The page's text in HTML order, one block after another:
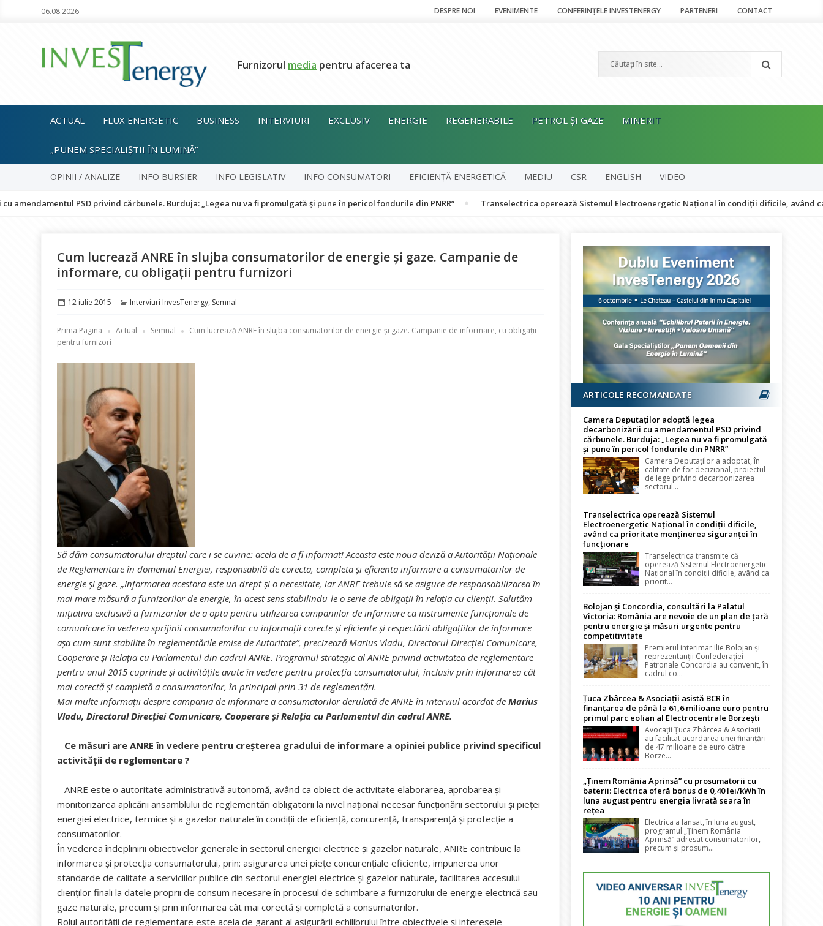
06.08.2026 DESPRE NOI EVENIMENTE CONFERINȚELE INVESTENERGY PARTENERI CONTACT
Furnizorul media pentru afacerea ta
ACTUAL FLUX ENERGETIC BUSINESS INTERVIURI EXCLUSIV ENERGIE REGENERABILE PETROL ȘI GAZE MINERIT
„PUNEM SPECIALIȘTII ÎN LUMINĂ”
OPINII / ANALIZE INFO BURSIER INFO LEGISLATIV INFO CONSUMATORI EFICIENȚĂ ENERGETICĂ MEDIU CSR ENGLISH VIDEO
PSD privind cărbunele. Burduja: „Legea nu va fi promulgată și pune în pericol fondurile din PNRR” Transelectrica operează Sistemul Electroenergetic Național în condiții dificile, având ca
Cum lucrează ANRE în slujba consumatorilor de energie şi gaze. Campanie de
informare, cu obligaţii pentru furnizori
Publicat
12 iulie 2015 Categorii
Interviuri InvesTenergy, Semnal
Prima Pagina Actual Semnal
Cum lucrează ANRE în slujba consumatorilor de energie şi gaze. Campanie de informare, cu obligaţii
pentru furnizori
Să dăm consumatorului dreptul care i se cuvine: acela de a fi informat! Aceasta este noua deviză a Autorităţii Naţionale
de Reglementare în domeniul Energiei, responsabilă de corecta, completa şi eficienta informare a consumatorilor de
energie şi gaze. „Informarea acestora este un drept şi o necesitate, iar ANRE trebuie să se asigure de responsabilizarea în
mai mare măsură a furnizorilor de energie, în acest sens stabilindu-le o serie de obligaţii în relaţia cu clienţii. Salutăm
inițiativa exclusivă a furnizorilor de a opta pentru utilizarea campaniilor de informare ca instrumente funcţionale de
comunicare în vederea sprijinii consumatorilor cu informații corecte și eficiente și respectării obligațiilor de informare
așa cum sunt stabilite în reglementările emise de Autoritate”, precizează Marius Vladu, Directorul Direcției Comunicare,
Cooperare şi Relaţia cu Parlamentul din cadrul ANRE. Programul strategic al ANRE privind activitatea de reglementare
pentru anul 2015 cuprinde şi activitățile avute în vedere pentru protecția consumatorului, inclusiv prin informarea cât
mai corectă și completă a consumatorilor, în principal prin 31 de reglementări.
Mai multe informaţii despre campania de informare a consumatorilor derulată de ANRE în interviul acordat deMarius
Vladu, Directorul Direcției Comunicare, Cooperare şi Relaţia cu Parlamentul din cadrul ANRE.
– Ce măsuri are ANRE în vedere pentru creşterea gradului de informare a opiniei publice privind specificul
activităţii de reglementare ?
– ANRE este o autoritate administrativă autonomă, având ca obiect de activitate elaborarea, aprobarea şi
monitorizarea aplicării ansamblului de reglementări obligatorii la nivel naţional necesar funcţionării sectorului şi pieţei
energiei electrice, termice şi a gazelor naturale în condiţii de eficienţă, concurenţă, transparenţă şi protecţie a
consumatorilor.
În vederea îndeplinirii obiectivelor generale în sectorul energiei electrice şi gazelor naturale, ANRE contribuie la
informarea şi protecţia consumatorului, prin: asigurarea unei pieţe concurenţiale eficiente, impunerea unor
standarde de calitate a serviciilor publice din sectorul energiei electrice şi gazelor naturale, facilitarea accesului
clienţilor finali la datele proprii de consum necesare în procesul de schimbare a furnizorului de energie electrică sau
gaze naturale, precum şi prin informarea cât mai corectă şi completă a consumatorilor.
Rolul autorităţii de reglementare este acela de garant al asigurării echilibrului între obiectivele şi interesele
ARTICOLE RECOMANDATE
Camera Deputaților adoptă legea
decarbonizării cu amendamentul PSD privind
cărbunele. Burduja: „Legea nu va fi promulgată
și pune în pericol fondurile din PNRR”
Camera Deputaților a adoptat, în
calitate de for decizional, proiectul
de lege privind decarbonizarea
sectorul...
Transelectrica operează Sistemul
Electroenergetic Național în condiții dificile,
având ca prioritate menținerea siguranței în
funcționare
Transelectrica transmite că
operează Sistemul Electroenergetic
Național în condiții dificile, având ca
priorit...
Bolojan și Concordia, consultări la Palatul
Victoria: România are nevoie de un plan de țară
pentru energie și măsuri urgente pentru
competitivitate
Premierul interimar Ilie Bolojan și
reprezentanții Confederației
Patronale Concordia au convenit, în
cadrul co...
Țuca Zbârcea & Asociații asistă BCR în
finanțarea de până la 61,6 milioane euro pentru
primul parc eolian al Electrocentrale Borzești
Avocații Țuca Zbârcea & Asociații
au facilitat acordarea unei finanțări
de 47 milioane de euro către
Borze...
„Ținem România Aprinsă” cu prosumatorii cu
baterii: Electrica oferă bonus de 0,40 lei/kWh în
luna august pentru energia livrată seara în
rețea
Electrica a lansat, în luna august,
programul „Ținem România
Aprinsă” adresat consumatorilor,
precum și prosum...